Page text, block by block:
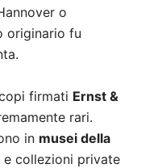
o
originario fu
firmati Ernst &
rari.
in musei della
e collezioni private